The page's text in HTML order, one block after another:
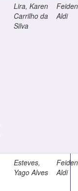
Lira, Karen
Carrilho da
Silva
Aldi
Esteves,
Yago Alves
Aldi